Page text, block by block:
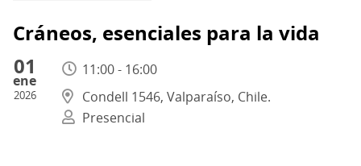
Cráneos, esenciales para la vida
01
ene
2026
11:00 - 16:00
Condell 1546, Valparaíso, Chile.
Presencial